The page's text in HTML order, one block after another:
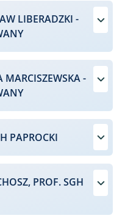
LIBERADZKI -
MARCISZEWSKA -
PAPROCKI
PROF. SGH